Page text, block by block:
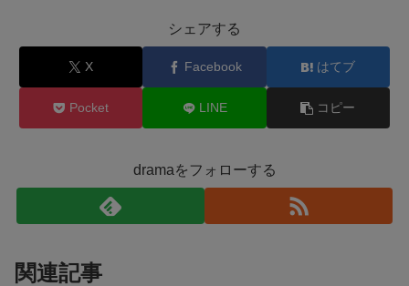
シェアする
X Facebook はてブ
Pocket LINE コピー
dramaをフォローする
関連記事